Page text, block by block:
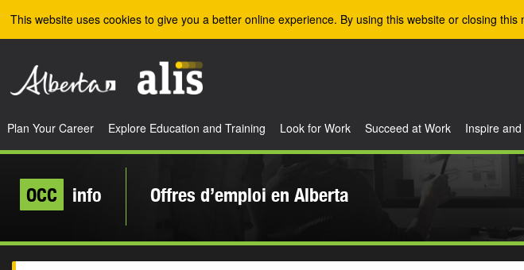
This website uses cookies to give you a better online experience. By using this website or closing
Plan Your Career Explore Education and Training Look for Work Succeed at Work Inspire
OCC info Offres d’emploi en Alberta